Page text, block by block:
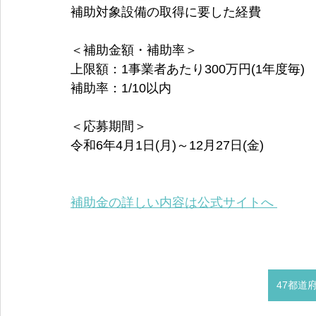
補助対象設備の取得に要した経費
＜補助金額・補助率＞
上限額：1事業者あたり300万円(1年度毎)
補助率：1/10以内
＜応募期間＞
令和6年4月1日(月)～12月27日(金)
補助金の詳しい内容は公式サイトへ
47都道